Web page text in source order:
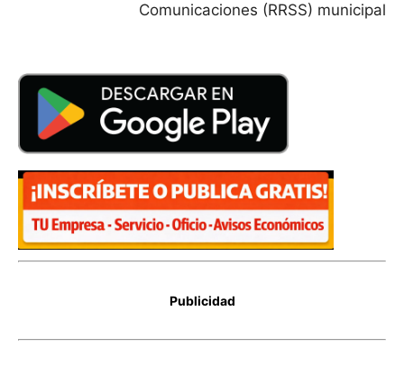
Comunicaciones (RRSS) municipal
Publicidad